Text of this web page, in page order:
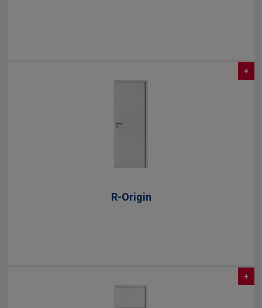
+
R-Origin
+